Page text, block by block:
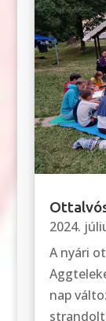
2024.
A nyári
nap